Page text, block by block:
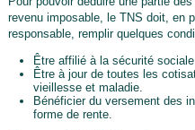
revenu imposable, le TNS doit, en
responsable, remplir quelques
Être affilié à la sécurité
Être à jour de toutes les
vieillesse et maladie.
Bénéficier du versement des
forme de rente.